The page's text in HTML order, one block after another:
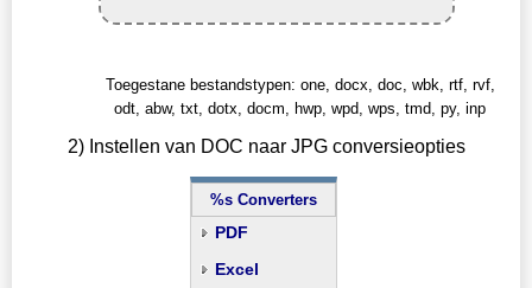
Toegestane bestandstypen: one, docx, doc, wbk, rtf, rvf,
odt, abw, txt, dotx, docm, hwp, wpd, wps, tmd, py, inp
2) Instellen van DOC naar JPG conversieopties
%s Converters
PDF
Excel